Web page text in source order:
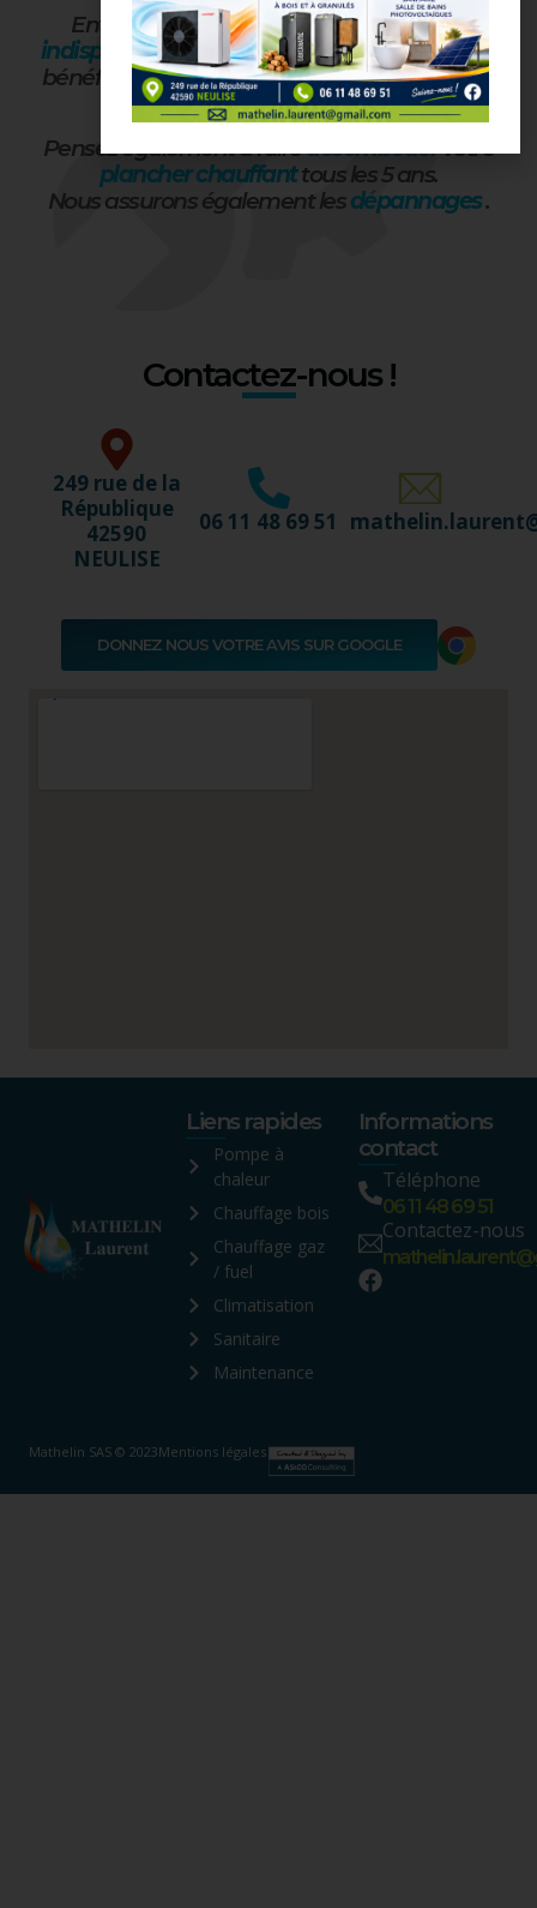
Entretenir son moyen de chauffage est
indispensableà des fins desécuritéet afin de
bénéficier de sescapacités et de ses fiabilités
optimales.
Pensez également à fairedésembouervotre
plancher chauffanttous les 5 ans.
Nous assurons également lesdépannages.
Contactez-nous !
249 rue de la
République
42590
NEULISE
06 11 48 69 51
DONNEZ NOUS VOTRE AVIS SUR GOOGLE
Liens rapides
Pompe à
chaleur
Chauffage bois
Chauffage gaz
/ fuel
Climatisation
Sanitaire
Maintenance
Informations
contact
Téléphone
06 11 48 69 51
Contactez-nous
Mathelin SAS © 2023Mentions légales